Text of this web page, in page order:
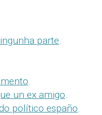
parte.
.
un ex amigo.
político españo.